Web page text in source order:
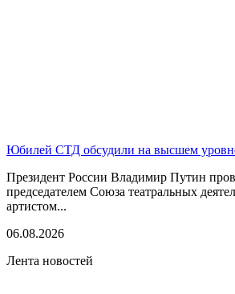
Юбилей СТД обсудили на высшем
Президент России Владимир Путин
председателем Союза театральных
артистом...
06.08.2026
Лента новостей